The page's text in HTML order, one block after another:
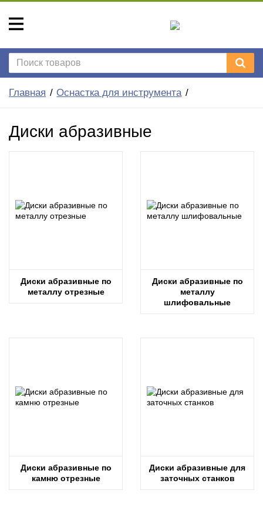
Главная Оснастка для инструмента
Диски абразивные
Диски абразивные по
металлу отрезные
Диски абразивные по
металлу
шлифовальные
Диски абразивные по
камню отрезные
Диски абразивные для
заточных станков